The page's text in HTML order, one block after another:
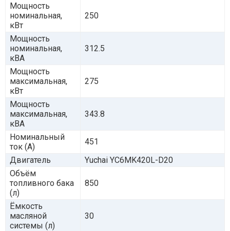
Мощность
номинальная,
кВт
250
Мощность
номинальная,
кВА
312.5
Мощность
максимальная,
кВт
275
Мощность
максимальная,
кВА
343.8
Номинальный
ток (А)
451
Двигатель
Yuchai YC6MK420L-D20
Объём
топливного бака
(л)
850
Ёмкость
масляной
системы (л)
30